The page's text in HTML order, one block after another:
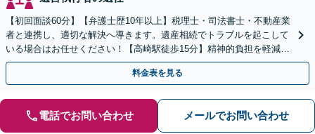
【初回面談60分】【弁護士歴10年以上】税理士・司法書士・不動産業
者と連携し、適切な解決へ導きます。遺産相続でトラブルを起こして
いる場合はお任せください！【高崎駅徒歩15分】精神的負担を軽減す
るためにも早めのご相談を。
料金表を見る
電話でお問い合わせ メールでお問い合わせ